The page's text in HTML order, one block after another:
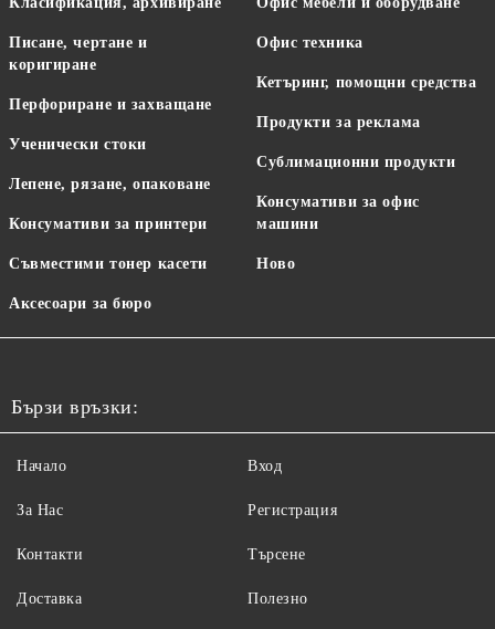
Писане, чертане и
коригиране
Перфориране и захващане
Ученически стоки
Лепене, рязане, опаковане
Консумативи за принтери
Съвместими тонер касети
Аксесоари за бюро
Офис техника
Кетъринг, помощни средства
Продукти за реклама
Сублимационни продукти
Консумативи за офис
машини
Ново
Бързи връзки:
Начало
За Нас
Контакти
Доставка
Вход
Регистрация
Търсене
Полезно